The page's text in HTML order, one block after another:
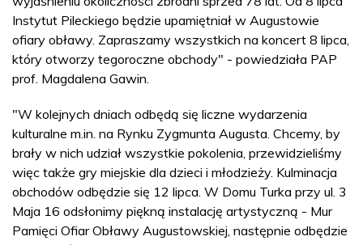
Instytut Pileckiego będzie upamiętniał w Augustowie
ofiary obławy. Zapraszamy wszystkich na koncert 8 lipca,
który otworzy tegoroczne obchody" - powiedziała PAP
prof. Magdalena Gawin.
"W kolejnych dniach odbędą się liczne wydarzenia
kulturalne m.in. na Rynku Zygmunta Augusta. Chcemy, by
brały w nich udział wszystkie pokolenia, przewidzieliśmy
więc także gry miejskie dla dzieci i młodzieży. Kulminacja
obchodów odbędzie się 12 lipca. W Domu Turka przy ul. 3
Maja 16 odsłonimy piękną instalację artystyczną - Mur
Pamięci Ofiar Obławy Augustowskiej, następnie odbędzie